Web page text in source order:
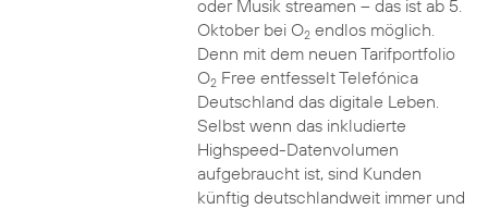
oder Musik streamen – das ist ab 5.
Oktober bei O2endlos möglich.
Denn mit dem neuen Tarifportfolio
O2Free entfesselt Telefónica
Deutschland das digitale Leben.
Selbst wenn das inkludierte
Highspeed-Datenvolumen
aufgebraucht ist, sind Kunden
künftig deutschlandweit immer und